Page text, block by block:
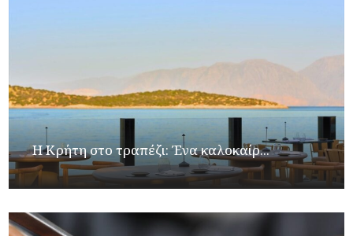
Η Κρήτη στο τραπέζι: Ένα καλοκαίρ...